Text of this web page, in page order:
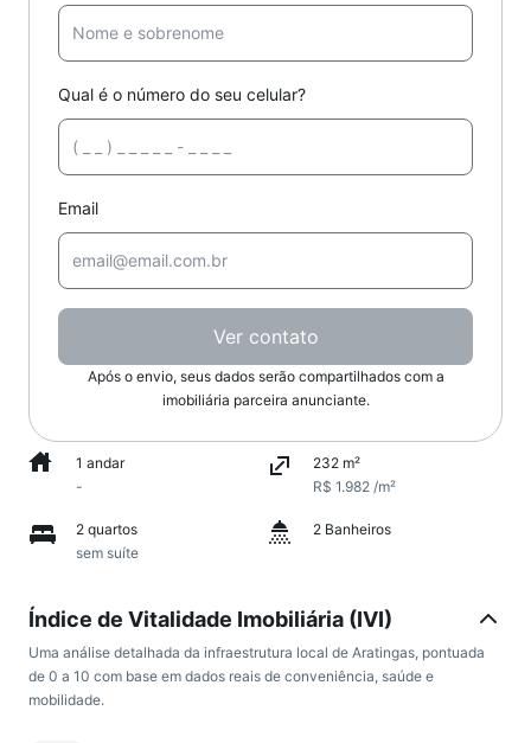
Qual é o número do seu celular?
Email
Ver contato
Após o envio, seus dados serão compartilhados com a
imobiliária parceira anunciante.
1 andar
-
232 m²
R$ 1.982 /m²
2 quartos
sem suíte
2 Banheiros
Índice de Vitalidade Imobiliária (IVI)
Uma análise detalhada da infraestrutura local de Aratingas, pontuada
de 0 a 10 com base em dados reais de conveniência, saúde e
mobilidade.